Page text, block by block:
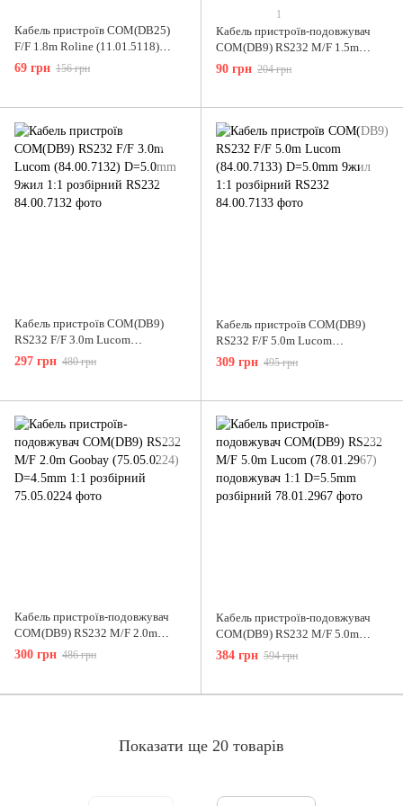
Кабель пристроїв COM(DB25)
F/F 1.8m Roline (11.01.5118)
D=5.0mm Serial Link (0-модем)
69 грн 156 грн
1
Кабель пристроїв-подовжувач
COM(DB9) RS232 M/F 1.5m
Goobay (75.09.5196) D=4.5mm
1:1 розбірний
90 грн 204 грн
Кабель пристроїв COM(DB9)
RS232 F/F 3.0m Lucom
(84.00.7132) D=5.0mm 9жил 1:1
розбірний RS232
297 грн 480 грн
Кабель пристроїв COM(DB9)
RS232 F/F 5.0m Lucom
(84.00.7133) D=5.0mm 9жил 1:1
розбірний RS232
309 грн 495 грн
Кабель пристроїв-подовжувач
COM(DB9) RS232 M/F 2.0m
Goobay (75.05.0224) D=4.5mm
1:1 розбірний
300 грн 486 грн
Кабель пристроїв-подовжувач
COM(DB9) RS232 M/F 5.0m
Lucom (78.01.2967) подовжувач
1:1 D=5.5mm розбірний
384 грн 594 грн
Показати ще 20 товарів